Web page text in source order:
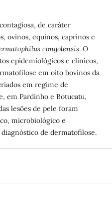
de caráter
ovinos, equinos, caprinos e
congolensis. O
epidemiológicos e clínicos,
em oito bovinos da
em regime de
em Pardinho e Botucatu,
lesões de pele foram
microbiológico e
de dermatofilose.